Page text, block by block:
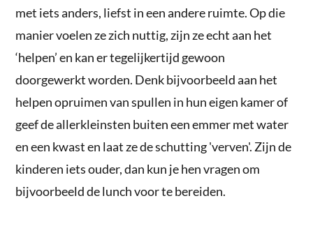
met iets anders, liefst in een andere ruimte. Op die
manier voelen ze zich nuttig, zijn ze echt aan het
‘helpen’ en kan er tegelijkertijd gewoon
doorgewerkt worden. Denk bijvoorbeeld aan het
helpen opruimen van spullen in hun eigen kamer of
geef de allerkleinsten buiten een emmer met water
en een kwast en laat ze de schutting 'verven'. Zijn de
kinderen iets ouder, dan kun je hen vragen om
bijvoorbeeld de lunch voor te bereiden.